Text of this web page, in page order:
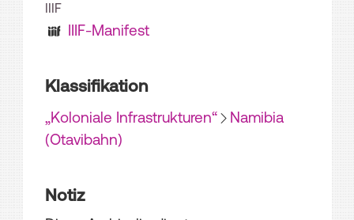
IIIF
IIIF-Manifest
Klassifikation
„Koloniale Infrastrukturen“
Namibia
(Otavibahn)
Notiz